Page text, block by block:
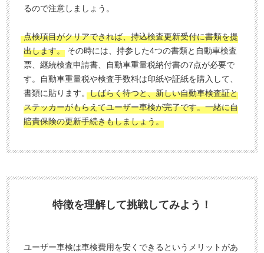
るので注意しましょう。
点検項目がクリアできれば、持込検査更新受付に書類を提
出します。 その時には、持参した4つの書類と自動車検査
票、継続検査申請書、自動車重量税納付書の7点が必要で
す。自動車重量税や検査手数料は印紙や証紙を購入して、
書類に貼ります。しばらく待つと、新しい自動車検査証と
ステッカーがもらえてユーザー車検が完了です。一緒に自
賠責保険の更新手続きもしましょう。
特徴を理解して挑戦してみよう！
ユーザー車検は車検費用を安くできるというメリットがあ